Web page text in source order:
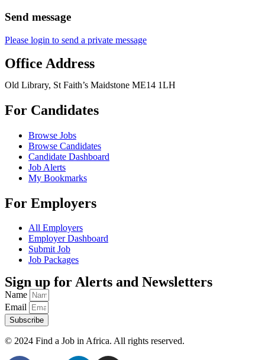
Send message
Please login to send a private message
Office Address
Old Library, St Faith’s Maidstone ME14 1LH
For Candidates
Browse Jobs
Browse Candidates
Candidate Dashboard
Job Alerts
My Bookmarks
For Employers
All Employers
Employer Dashboard
Submit Job
Job Packages
Sign up for Alerts and Newsletters
Name
Email
Subscribe
© 2024 Find a Job in Africa. All rights reserved.